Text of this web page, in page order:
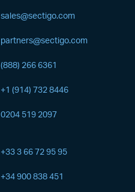
sales@sectigo.com
partners@sectigo.com
(888) 266 6361
+1 (914) 732 8446
0204 519 2097
+33 3 66 72 95 95
+34 900 838 451